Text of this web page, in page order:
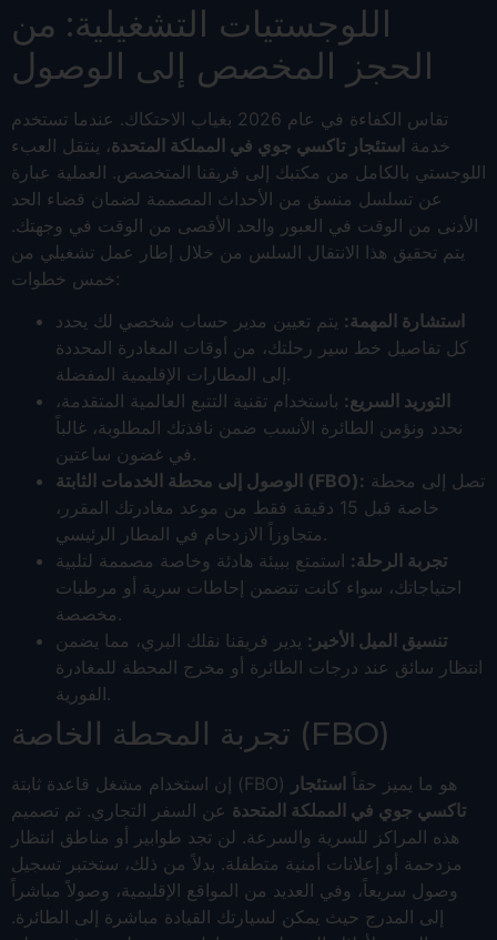
اللوجستيات التشغيلية: من
الحجز المخصص إلى الوصول
تقاس الكفاءة في عام 2026 بغياب الاحتكاك. عندما تستخدم
خدمة استئجار تاكسي جوي في المملكة المتحدة، ينتقل العبء
اللوجستي بالكامل من مكتبك إلى فريقنا المتخصص. العملية عبارة
عن تسلسل منسق من الأحداث المصممة لضمان قضاء الحد
الأدنى من الوقت في العبور والحد الأقصى من الوقت في وجهتك.
يتم تحقيق هذا الانتقال السلس من خلال إطار عمل تشغيلي من
خمس خطوات:
استشارة المهمة: يتم تعيين مدير حساب شخصي لك يحدد
كل تفاصيل خط سير رحلتك، من أوقات المغادرة المحددة
إلى المطارات الإقليمية المفضلة.
التوريد السريع: باستخدام تقنية التتبع العالمية المتقدمة،
نحدد ونؤمن الطائرة الأنسب ضمن نافذتك المطلوبة، غالباً
في غضون ساعتين.
الوصول إلى محطة الخدمات الثابتة (FBO):
خاصة قبل 15 دقيقة فقط من موعد مغادرتك المقرر،
متجاوزاً الازدحام في المطار الرئيسي.
تجربة الرحلة: استمتع ببيئة هادئة وخاصة مصممة لتلبية
احتياجاتك، سواء كانت تتضمن إحاطات سرية أو مرطبات
مخصصة.
تنسيق الميل الأخير: يدير فريقنا نقلك البري، مما يضمن
انتظار سائق عند درجات الطائرة أو مخرج المحطة للمغادرة
الفورية.
تجربة المحطة الخاصة (FBO)
إن استخدام مشغل قاعدة ثابتة (FBO) هو ما يميز حقاً استئجار
تاكسي جوي في المملكة المتحدة عن السفر التجاري. تم تصميم
هذه المراكز للسرية والسرعة. لن تجد طوابير أو مناطق انتظار
مزدحمة أو إعلانات أمنية متطفلة. بدلاً من ذلك، ستختبر تسجيل
وصول سريعاً، وفي العديد من المواقع الإقليمية، وصولاً مباشراً
إلى المدرج حيث يمكن لسيارتك القيادة مباشرة إلى الطائرة.